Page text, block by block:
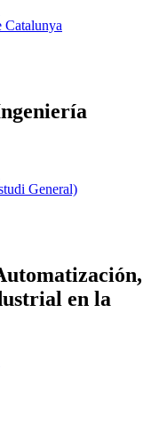
Catalunya
General)
en la